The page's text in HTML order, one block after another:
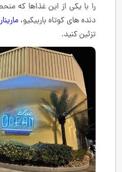
را با یکی از این غذاها که
دنده های کوتاه باربیکیو،
تزئین کنید.